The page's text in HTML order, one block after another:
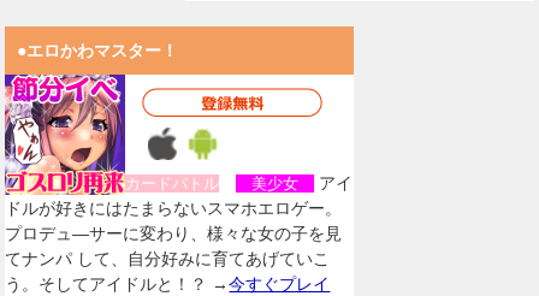
●エロかわマスター！
カードバトル 美少女
アイ
ドルが好きにはたまらないスマホエロゲー。
プロデュ―サーに変わり、様々な女の子を見
てナンパ して、自分好みに育てあげていこ
う。そしてアイドルと！？ →今すぐプレイ